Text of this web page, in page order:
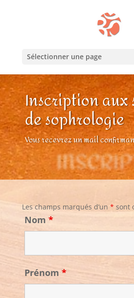
Sélectionner une page
Inscription aux
de sophrologie
Vous recevrez un mail
Les champs marqués d’un * sont
Nom *
Prénom *